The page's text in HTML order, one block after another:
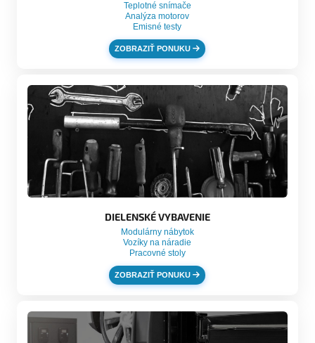
Teplotné snímače
Analýza motorov
Emisné testy
ZOBRAZIŤ PONUKU
DIELENSKÉ VYBAVENIE
Modulárny nábytok
Vozíky na náradie
Pracovné stoly
ZOBRAZIŤ PONUKU